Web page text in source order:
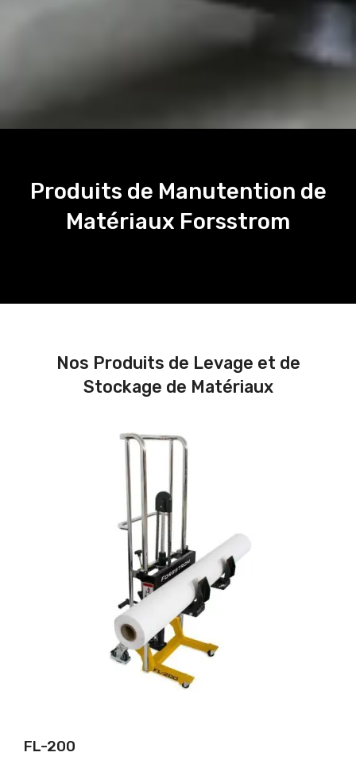
Produits de Manutention de
Matériaux Forsstrom
Nos Produits de Levage et de
Stockage de Matériaux
FL-200